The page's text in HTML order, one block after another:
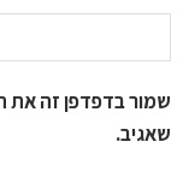
שמור בדפדפן זה את
שאגיב.